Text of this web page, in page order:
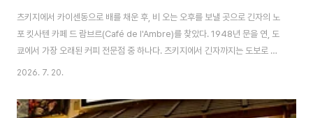
츠키지에서 카이센동으로 배를 채운 후, 비 오는 오후를 보낼 곳으로 긴자의 노
포 킷사텐 카페 드 람브르(Café de l'Ambre)를 찾았다. 1948년 문을 연, 도
쿄에서 가장 오래된 커피 전문점 중 하나다. 츠키지에서 긴자까지는 도보로 이
동 가능한 거리, 비가 주룩주룩 긴자의 좁은 골목 안쪽에 자리한 입구를 찾느라
페 드 람브르 (Café de l'Ambre)위치 : 도쿄도 츄오구 긴자특징 : 1948년 창
2026. 7. 20.